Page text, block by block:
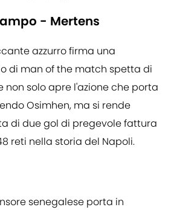
- Mertens
azzurro firma una
di man of the match spetta di
solo apre l'azione che porta
Osimhen, ma si rende
di due gol di pregevole fattura
reti nella storia del Napoli.
senegalese porta in